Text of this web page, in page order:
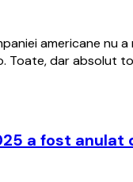
americane
Toate, dar absolut
a fost